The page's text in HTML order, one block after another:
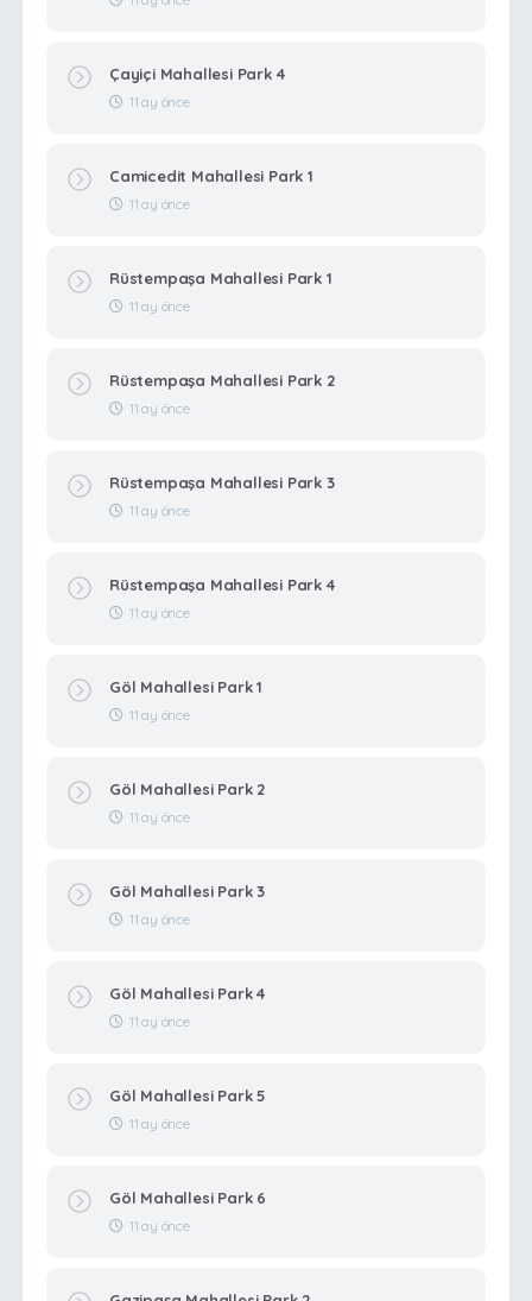
Çayiçi Mahallesi Park 4
11 ay önce
Camicedit Mahallesi Park 1
11 ay önce
Rüstempaşa Mahallesi Park 1
11 ay önce
Rüstempaşa Mahallesi Park 2
11 ay önce
Rüstempaşa Mahallesi Park 3
11 ay önce
Rüstempaşa Mahallesi Park 4
11 ay önce
Göl Mahallesi Park 1
11 ay önce
Göl Mahallesi Park 2
11 ay önce
Göl Mahallesi Park 3
11 ay önce
Göl Mahallesi Park 4
11 ay önce
Göl Mahallesi Park 5
11 ay önce
Göl Mahallesi Park 6
11 ay önce